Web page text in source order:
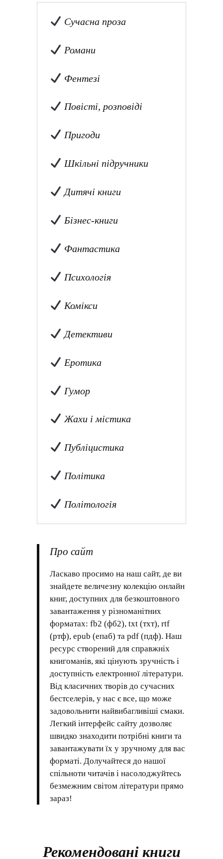
Сучасна проза
Романи
Фентезі
Повісті, розповіді
Пригоди
Шкільні підручники
Дитячі книги
Бізнес-книги
Фантастика
Психологія
Комікси
Детективи
Еротика
Гумор
Жахи і містика
Публіцистика
Політика
Політологія
Про сайт
Ласкаво просимо на наш сайт, де ви
знайдете величезну колекцію онлайн
книг, доступних для безкоштовного
завантаження у різноманітних
форматах: fb2 (фб2), txt (тхт), rtf
(ртф), epub (епаб) та pdf (пдф). Наш
ресурс створений для справжніх
книгоманів, які цінують зручність і
доступність електронної літератури.
Від класичних творів до сучасних
бестселерів, у нас є все, що може
задовольнити найвибагливіші смаки.
Легкий інтерфейс сайту дозволяє
швидко знаходити потрібні книги та
завантажувати їх у зручному для вас
форматі. Долучайтеся до нашої
спільноти читачів і насолоджуйтесь
безмежним світом літератури прямо
зараз!
Рекомендовані книги